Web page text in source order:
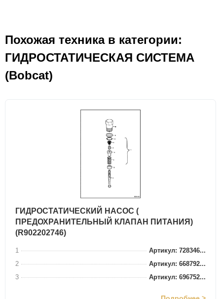
Похожая техника в категории:
ГИДРОСТАТИЧЕСКАЯ СИСТЕМА
(Bobcat)
ГИДРОСТАТИЧЕСКИЙ НАСОС (
ПРЕДОХРАНИТЕЛЬНЫЙ КЛАПАН ПИТАНИЯ)
(R902202746)
1
Артикул: 728346...
2
Артикул: 668792...
3
Артикул: 696752...